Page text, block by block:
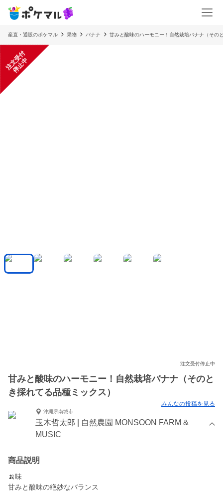
産直・通販のポケマル 果物 バナナ 甘みと酸味のハーモニー！自然栽培バナナ（その
注
文
受
付
停
止
中
注文受付停止中
甘みと酸味のハーモニー！自然栽培バナナ（そのと
き採れてる品種ミックス）
みんなの投稿を見る
沖縄県南城市
玉木哲太郎 | 自然農園 MONSOON FARM &
MUSIC
商品説明
🍌味
甘みと酸味の絶妙なバランス